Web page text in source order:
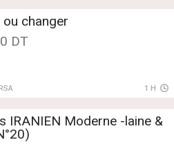
changer
DT
1 H
IRANIEN Moderne -laine &